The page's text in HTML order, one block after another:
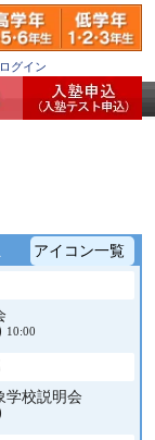
グイン
アイコン一覧
アイ
一覧
10:00
学校説明会